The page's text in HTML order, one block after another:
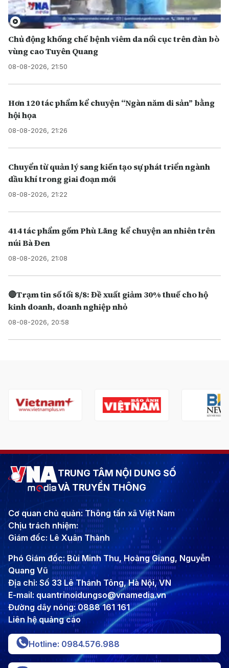
Chủ động khống chế bệnh viêm da nổi cục trên đàn bò
vùng cao Tuyên Quang
08-08-2026, 21:50
Hơn 120 tác phẩm kể chuyện “Ngàn năm di sản” bằng
hội họa
08-08-2026, 21:26
Chuyển từ quản lý sang kiến tạo sự phát triển ngành
dầu khí trong giai đoạn mới
08-08-2026, 21:22
414 tác phẩm gốm Phù Lãng kể chuyện an nhiên trên
núi Bà Đen
08-08-2026, 21:08
🔴Trạm tin số tối 8/8: Đề xuất giảm 30% thuế cho hộ
kinh doanh, doanh nghiệp nhỏ
08-08-2026, 20:58
TRUNG TÂM NỘI DUNG SỐ
VÀ TRUYỀN THÔNG
Cơ quan chủ quản: Thông tấn xã Việt Nam
Chịu trách nhiệm:
Giám đốc: Lê Xuân Thành
Phó Giám đốc: Bùi Minh Thu, Hoàng Giang, Nguyễn
Quang Vũ
Địa chỉ: Số 33 Lê Thánh Tông, Hà Nội, VN
E-mail: quantrinoidungso@vnamedia.vn
Đường dây nóng: 0888 161 161
Liên hệ quảng cáo
Hotline: 0984.576.988